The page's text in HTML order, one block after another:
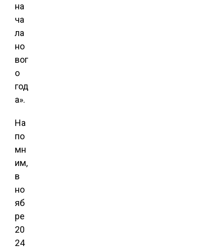
на
ча
ла
но
вог
о
год
а».
На
по
мн
им,
в
но
яб
ре
20
24